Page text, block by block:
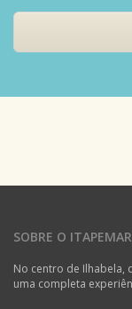
SOBRE O ITAPEMAR
No centro de Ilhabela,
uma completa